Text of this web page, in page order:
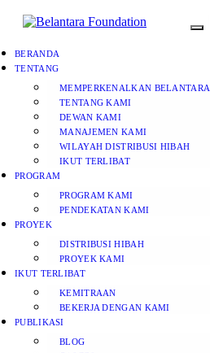
BERANDA
TENTANG
MEMPERKENALKAN BELANTARA
TENTANG KAMI
DEWAN KAMI
MANAJEMEN KAMI
WILAYAH DISTRIBUSI HIBAH
IKUT TERLIBAT
PROGRAM
PROGRAM KAMI
PENDEKATAN KAMI
PROYEK
DISTRIBUSI HIBAH
PROYEK KAMI
IKUT TERLIBAT
KEMITRAAN
BEKERJA DENGAN KAMI
PUBLIKASI
BLOG